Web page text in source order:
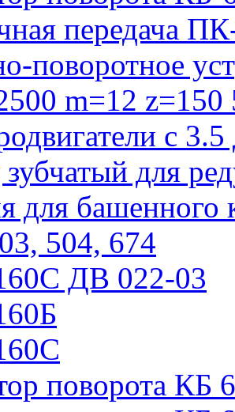
передача
поворотное
m=12 z=150
с
для
для башенного
504, 674
ДВ 022-03
поворота КБ